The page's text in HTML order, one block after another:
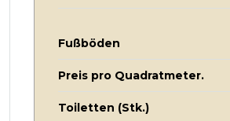
Fußböden
Preis pro Quadratmeter.
Toiletten (Stk.)